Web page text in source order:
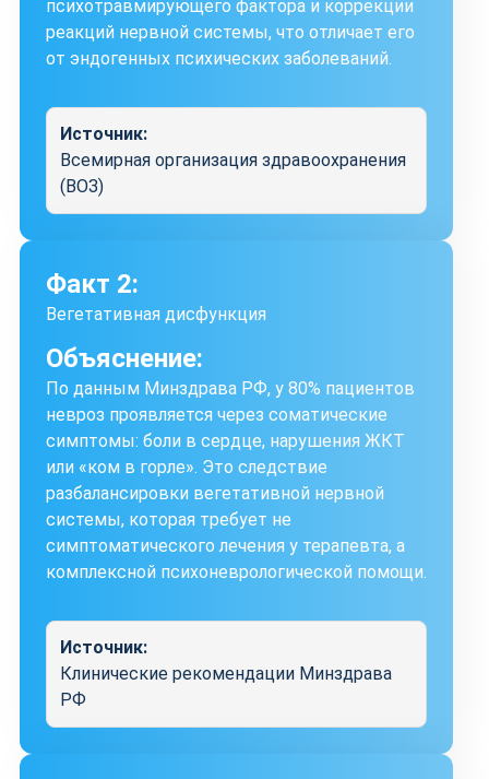
психотравмирующего фактора и коррекции
реакций нервной системы, что отличает его
от эндогенных психических заболеваний.
Источник:
Всемирная организация здравоохранения
(ВОЗ)
Факт 2:
Вегетативная дисфункция
Объяснение:
По данным Минздрава РФ, у 80% пациентов
невроз проявляется через соматические
симптомы: боли в сердце, нарушения ЖКТ
или «ком в горле». Это следствие
разбалансировки вегетативной нервной
системы, которая требует не
симптоматического лечения у терапевта, а
комплексной психоневрологической помощи.
Источник:
Клинические рекомендации Минздрава
РФ